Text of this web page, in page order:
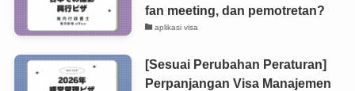
fan meeting, dan pemotretan?
aplikasi visa
[Sesuai Perubahan Peraturan]
Perpanjangan Visa Manajemen